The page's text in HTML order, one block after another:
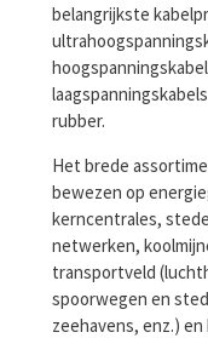
belangrijkste
rubber.
Het brede
bewezen op
kerncentrales,
netwerken,
transportveld
spoorwegen en
zeehavens, enz.)